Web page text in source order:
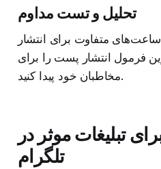
تحلیل و تست مداوم
متفاوت برای انتشار
فرمول انتشار پست را برای
مخاطبان خود پیدا کنید.
تبلیغات موثر در
تلگرام